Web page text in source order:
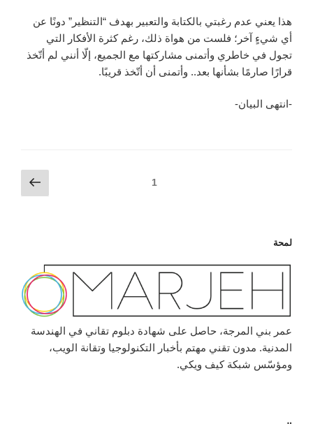
هذا يعني عدم رغبتي بالكتابة والتعبير بهدف “التنظير” دونًا عن
أي شيءٍ آخر؛ فلست من هواة ذلك، رغم كثرة الأفكار التي
تجول في خاطري وأتمنى مشاركتها مع الجميع، إلّا أنني لم أتّخذ
قرارًا صارمًا بشأنها بعد.. وأتمنى أن أتّخذ قريبًا.
-انتهى البيان-
1
التالية
لمحة
عمر بني المرجة، حاصل على شهادة دبلوم تقاني في الهندسة
المدنية. مدون تقني مهتم بأخبار التكنولوجيا وتقانة الويب،
ومؤسّس شبكة كيف ويكي.